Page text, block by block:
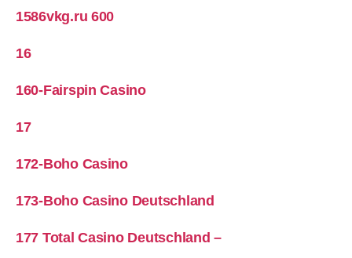
1586vkg.ru 600
16
160-Fairspin Casino
17
172-Boho Casino
173-Boho Casino Deutschland
177 Total Casino Deutschland –